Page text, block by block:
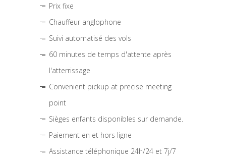
Prix fixe
Chauffeur anglophone
Suivi automatisé des vols
60 minutes de temps d'attente après
l'atterrissage
Convenient pickup at precise meeting
point
Sièges enfants disponibles sur demande.
Paiement en et hors ligne
Assistance téléphonique 24h/24 et 7j/7